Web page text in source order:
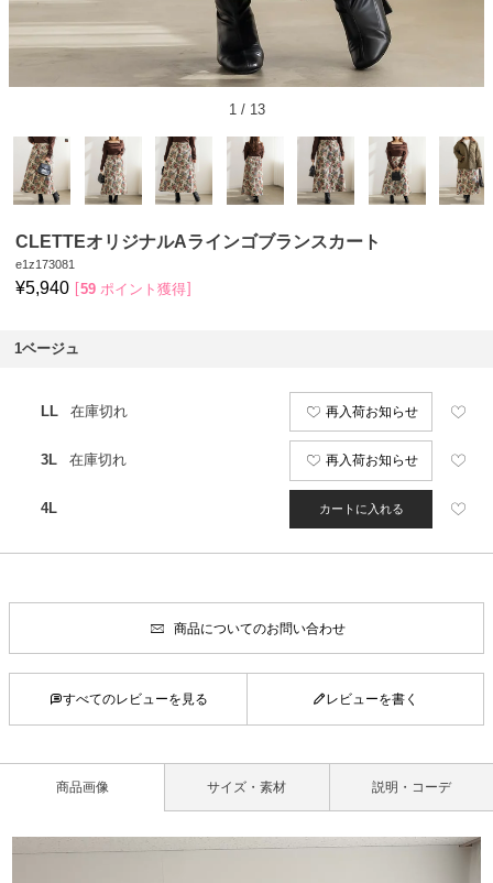
1/ 13
CLETTEオリジナルAラインゴブランスカート
e1z173081
¥5,940 59 ポイント獲得
1ベージュ
LL 在庫切れ 再入荷お知らせ
3L 在庫切れ 再入荷お知らせ
4L カートに入れる
商品についてのお問い合わせ
すべてのレビューを見る レビューを書く
商品画像 サイズ・素材 説明・コーデ